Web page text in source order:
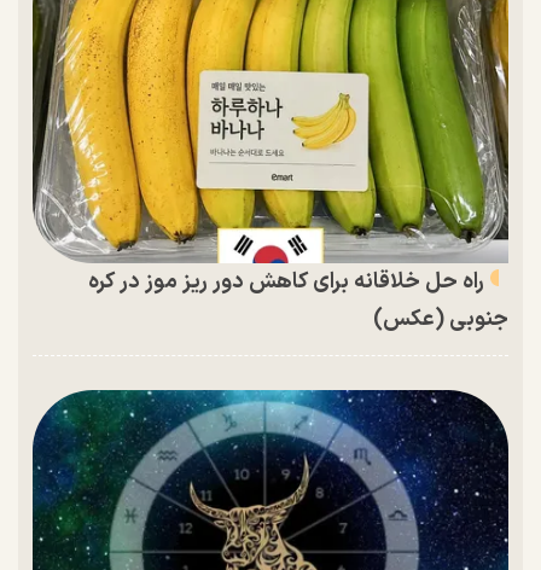
راه حل خلاقانه برای کاهش دور ریز موز در کره
جنوبی (عکس)